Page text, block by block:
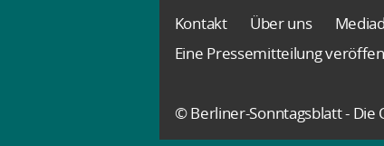
Kontakt Über uns
Eine Pressemitteilung
© Berliner-Sonntagsblatt -